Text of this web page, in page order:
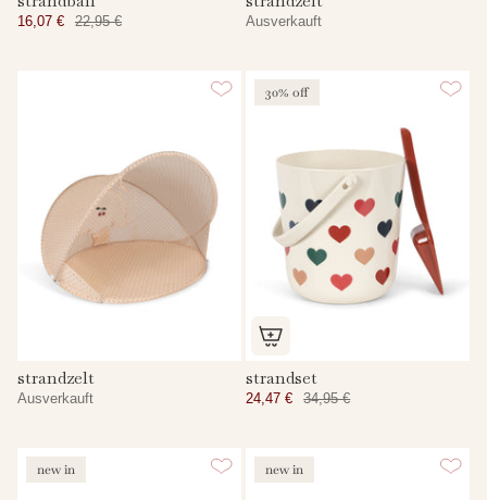
16,07 € 22,95 € Ausverkauft
strandzelt
Ausverkauft
30% off
strandset
24,47 € 34,95 €
new in new in